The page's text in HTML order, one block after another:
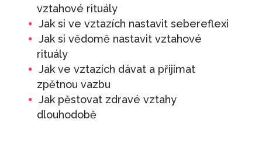
vztahové rituály
Jak si ve vztazích nastavit sebereflexi
Jak si vědomě nastavit vztahové
rituály
Jak ve vztazích dávat a přijímat
zpětnou vazbu
Jak pěstovat zdravé vztahy
dlouhodobě